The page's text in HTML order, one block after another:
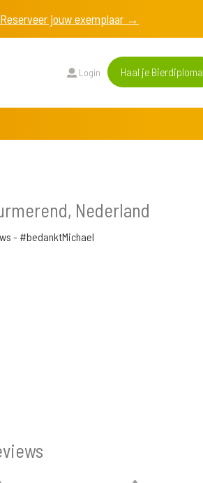
jouw exemplaar →
Login Haal je Bierdiploma
Nederland
- #bedanktMichael